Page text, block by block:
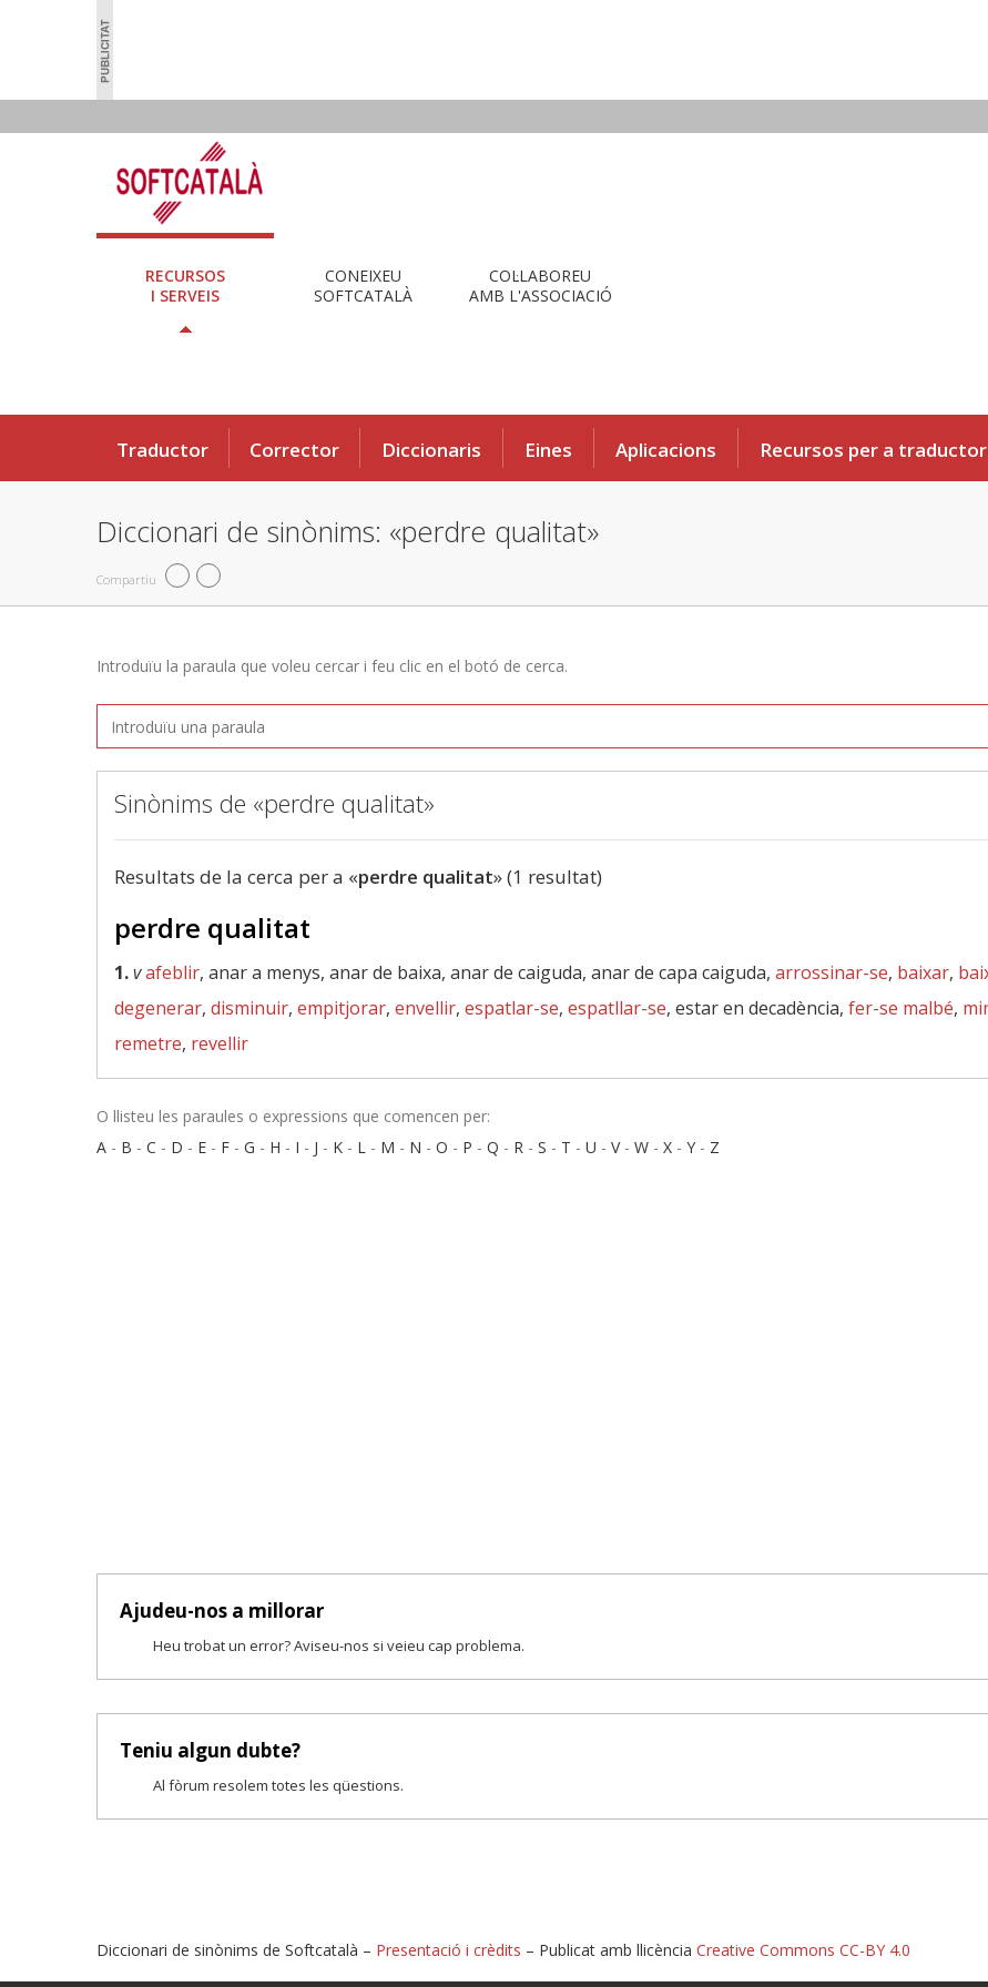
RECURSOS
I SERVEIS
CONEIXEU
SOFTCATALÀ
COL·LABOREU
AMB L'ASSOCIACIÓ
Traductor Corrector Diccionaris Eines Aplicacions Recursos per a
Diccionari de sinònims: «perdre qualitat»
Compartiu
Introduïu la paraula que voleu cercar i feu clic en el botó de cerca.
Sinònims de «perdre qualitat»
Resultats de la cerca per a «perdre qualitat» (1 resultat)
perdre qualitat
1.vafeblir, anar a menys, anar de baixa, anar de caiguda, anar de capa caiguda, arrossinar-se, baixar,
degenerar, disminuir, empitjorar, envellir, espatlar-se, espatllar-se, estar en decadència, fer-se malbé,
remetre, revellir
O llisteu les paraules o expressions que comencen per:
A - B - C - D - E - F - G - H - I - J - K - L - M - N - O - P - Q - R - S - T - U - V- W - X - Y - Z
Ajudeu-nos a millorar
Heu trobat un error? Aviseu-nos si veieu cap problema.
Teniu algun dubte?
Al fòrum resolem totes les qüestions.
Diccionari de sinònims de Softcatalà – Presentació i crèdits – Publicat amb llicència Creative Commons CC-BY 4.0